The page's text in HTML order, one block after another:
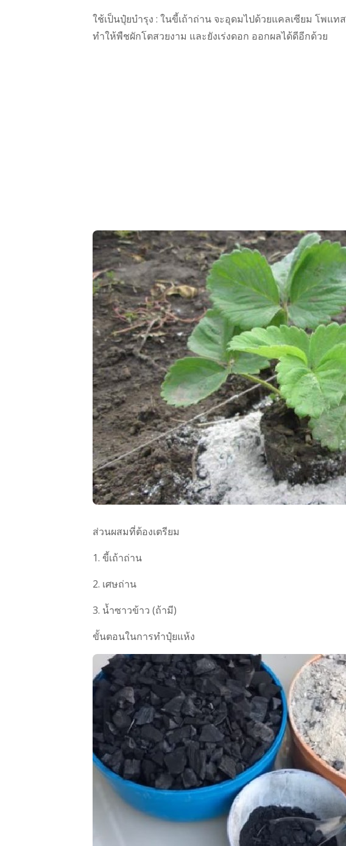
ใช้เป็นปุ๋ยบำรุง : ในขี้เถ้าถ่าน จะอุดมไปด้วยแคลเซียม โพแ
ทำให้พืชผักโตสวยงาม และยังเร่งดอก ออกผลได้ดีอีกด้วย
ส่วนผสมที่ต้องเตรียม
1. ขี้เถ้าถ่าน
2. เศษถ่าน
3. น้ำซาวข้าว (ถ้ามี)
ขั้นตอนในการทำปุ๋ยแห้ง